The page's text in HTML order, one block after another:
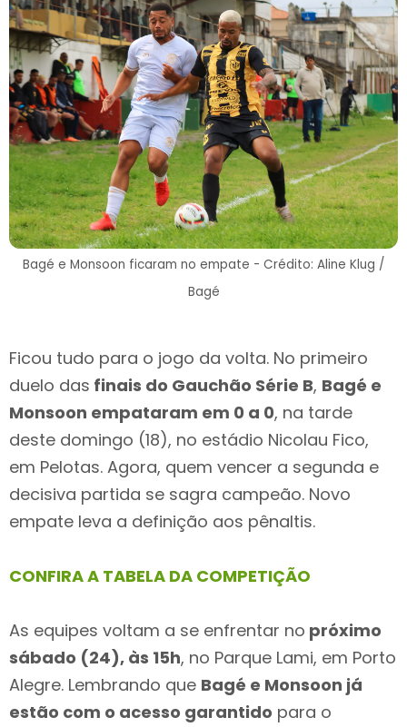
Bagé e Monsoon ficaram no empate - Crédito: Aline Klug /
Bagé
Ficou tudo para o jogo da volta. No primeiro
duelo das finais do Gauchão Série B, Bagé e
Monsoon empataram em 0 a 0, na tarde
deste domingo (18), no estádio Nicolau Fico,
em Pelotas. Agora, quem vencer a segunda e
decisiva partida se sagra campeão. Novo
empate leva a definição aos pênaltis.
CONFIRA A TABELA DA COMPETIÇÃO
As equipes voltam a se enfrentar no próximo
sábado (24), às 15h, no Parque Lami, em Porto
Alegre. Lembrando que Bagé e Monsoon já
estão com o acesso garantido para o